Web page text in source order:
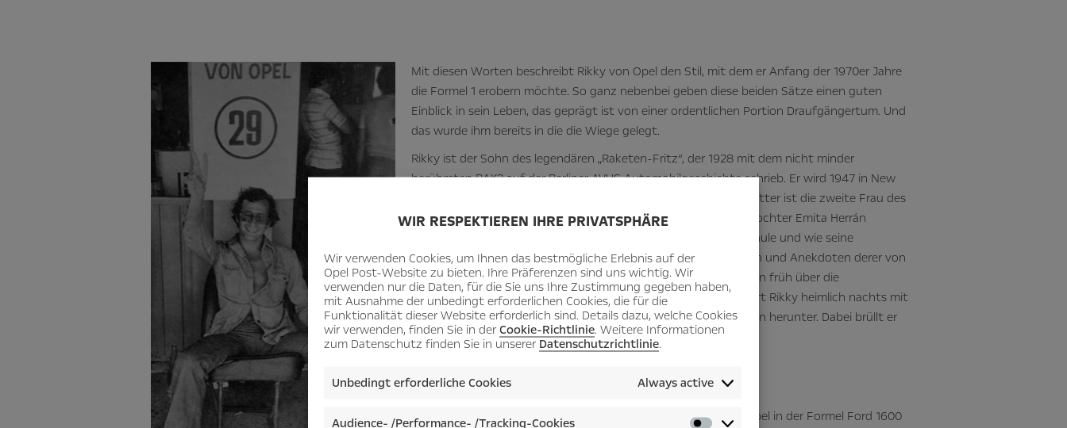
WIR RESPEKTIEREN IHRE PRIVATSPHÄRE
Wir verwenden Cookies, um Ihnen das bestmögliche Erlebnis auf der
Opel Post-Website zu bieten. Ihre Präferenzen sind uns wichtig. Wir
verwenden nur die Daten, für die Sie uns Ihre Zustimmung gegeben haben,
mit Ausnahme der unbedingt erforderlichen Cookies, die für die
Funktionalität dieser Website erforderlich sind. Details dazu, welche Cookies
wir verwenden, finden Sie in der Cookie-Richtlinie. Weitere Informationen
zum Datenschutz finden Sie in unserer Datenschutzrichtlinie.
Unbedingt erforderliche Cookies Always active
Audience- /Performance- /Tracking-Cookies
Mit diesen Worten beschreibt Rikky von Opel den Stil, mit dem er Anfang der 1970er Jahre
die Formel 1 erobern möchte. So ganz nebenbei geben diese beiden Sätze einen guten
Einblick in sein Leben, das geprägt ist von einer ordentlichen Portion Draufgängertum. Und
das wurde ihm bereits in die die Wiege gelegt.
Rikky ist der Sohn des legendären „Raketen-Fritz“, der 1928 mit dem nicht minder
berühmten RAK2 auf der Berliner AVUS Automobilgeschichte schrieb. Er wird 1947 in New
York geboren und auf den Namen „Frederick“ getauft. Seine Mutter ist die zweite Frau des
berühmten Adam Opel-Enkels, die kolumbianische Diplomatentochter Emita Herrán
Olozaga. Rikky wächst in St. Moritz auf, geht in England zur Schule und wie seine
Weggefährtin Lona Haberberger in Carlo von Opels „Geschichten und Anekdoten derer von
Opel“ berichtet, siegt das südamerikanische Temperament schon früh über die
Rüsselsheimer Ingenieursgene. Noch als Heranwachsender kapert Rikky heimlich nachts mit
Freunden einen Bob und rast damit die St. Moritzer Olympiabahn herunter. Dabei brüllt er
vor jeder Kurve: „Nicht bremsen, nicht bremsen!“
Britischer Meister in der Formel 3
Später motorisiert er sich und mit Anfang 20 stellt Rikky von Opel in der Formel Ford 1600